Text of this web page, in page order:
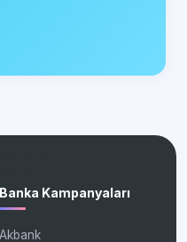
Banka Kampanyaları
Akbank